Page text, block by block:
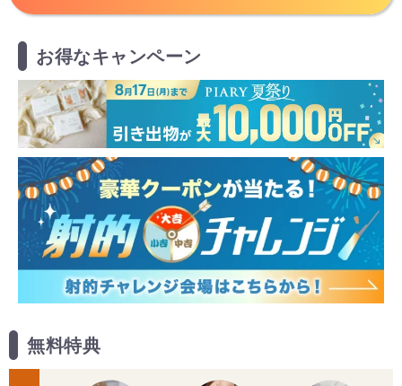
お得なキャンペーン
無料特典